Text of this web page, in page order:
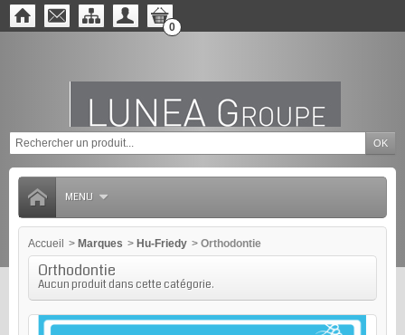
0
MENU
Accueil > Marques > Hu-Friedy > Orthodontie
Orthodontie
Aucun produit dans cette catégorie.